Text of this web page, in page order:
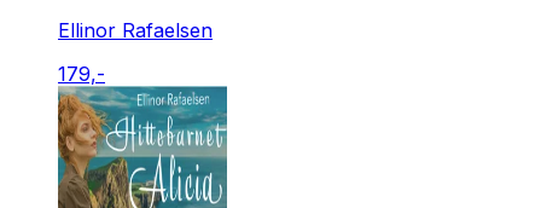
Ellinor Rafaelsen
179,-